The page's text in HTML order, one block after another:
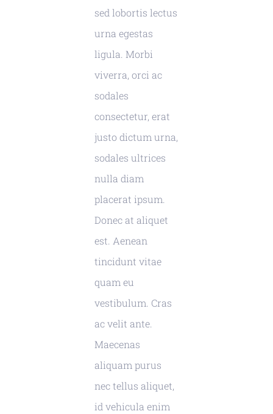
sed lobortis lectus
urna egestas
ligula. Morbi
viverra, orci ac
sodales
consectetur, erat
justo dictum urna,
sodales ultrices
nulla diam
placerat ipsum.
Donec at aliquet
est. Aenean
tincidunt vitae
quam eu
vestibulum. Cras
ac velit ante.
Maecenas
aliquam purus
nec tellus aliquet,
id vehicula enim